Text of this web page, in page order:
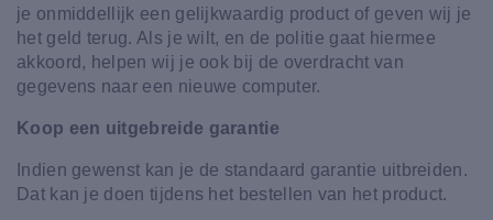
je onmiddellijk een gelijkwaardig product of geven wij je
het geld terug. Als je wilt, en de politie gaat hiermee
akkoord, helpen wij je ook bij de overdracht van
gegevens naar een nieuwe computer.
Koop een uitgebreide garantie
Indien gewenst kan je de standaard garantie uitbreiden.
Dat kan je doen tijdens het bestellen van het product.